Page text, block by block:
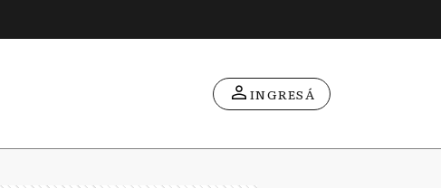
INGRESÁ